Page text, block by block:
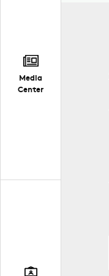
Media
Center